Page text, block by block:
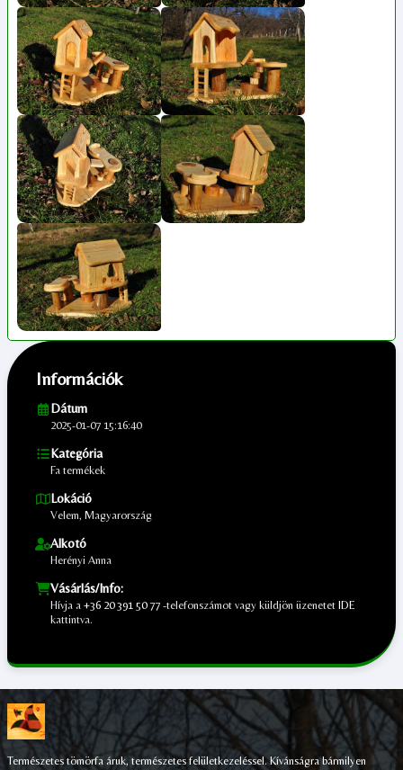
Információk
Dátum
2025-01-07 15:16:40
Kategória
Fa termékek
Lokáció
Velem, Magyarország
Alkotó
Herényi Anna
Vásárlás/Info:
Hívja a +36 20 391 50 77 -telefonszámot vagy küldjön üzenetet IDE
kattintva.
Természetes tömörfa áruk, természetes felületkezeléssel. Kívánságra bármilyen